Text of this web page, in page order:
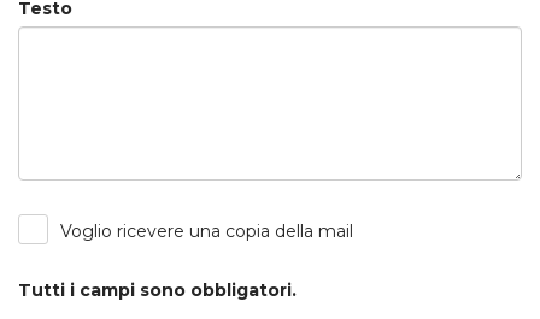
Testo
Voglio ricevere una copia della mail
Tutti i campi sono obbligatori.